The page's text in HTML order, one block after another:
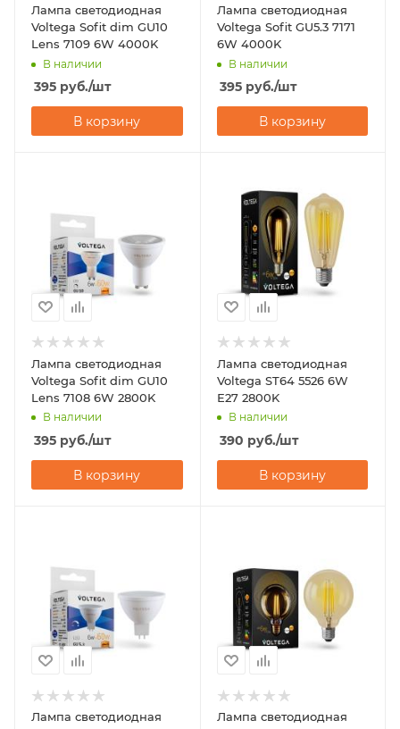
Лампа светодиодная
Voltega Sofit dim GU10
Lens 7109 6W 4000K
В наличии
395 руб./шт
В корзину
Лампа светодиодная
Voltega Sofit GU5.3 7171
6W 4000K
В наличии
395руб./шт
В корзину
Лампа светодиодная
Voltega Sofit dim GU10
Lens 7108 6W 2800K
В наличии
395 руб./шт
В корзину
Лампа светодиодная
Voltega ST64 5526 6W
Е27 2800K
В наличии
390 руб./шт
В корзину
Лампа светодиодная
Лампа светодиодная